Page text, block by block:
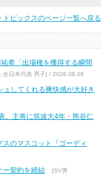
トピックスのページ一覧へ戻る
希「出場権を獲得する瞬間
,全日本代表 男子] / 2026.08.06
してくれる爽快感が大好き
。主将に筑波大4年・熊谷仁
のマスコット『ゴーディ
ー契約を締結 [SV男